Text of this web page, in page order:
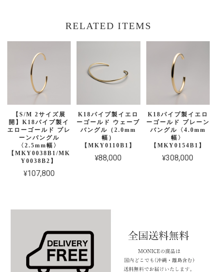
RELATED ITEMS
【S/M 2サイズ展
開】K18パイプ製イ
エローゴールド プレ
ーンバングル
〈2.5mm幅〉
【MKY0038B1/MK
Y0038B2】
¥107,800
K18パイプ製イエロ
ーゴールド ウェーブ
バングル（2.0mm
幅）
【MKY0110B1】
¥88,000
K18パイプ製イエロ
ーゴールド プレーン
バングル〈4.0mm
幅〉
【MKY0154B1】
¥308,000